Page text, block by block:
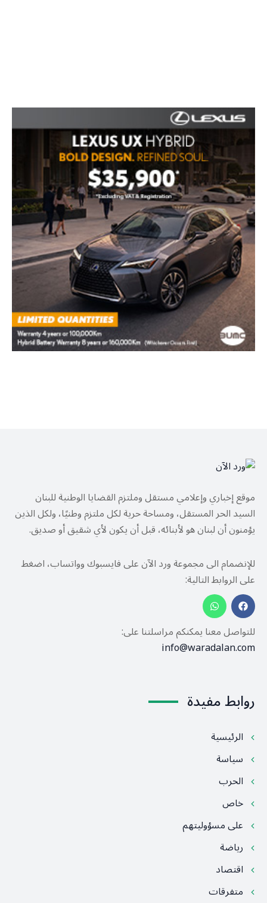
موقع إخباري وإعلامي مستقل وملتزم القضايا الوطنية للبنان
السيد الحر المستقل، ومساحة حرية لكل ملتزم وطنيًا، ولكل الذين
يؤمنون أن لبنان هو لأبنائه، قبل أن يكون لأي شقيق أو صديق.
للإنضمام الى مجموعة ورد الآن على فايسبوك وواتساب، اضغط
على الروابط التالية:
للتواصل معنا يمكنكم مراسلتنا على:
info@waradalan.com
روابط مفيدة
الرئيسية
سياسة
الحرب
خاص
على مسؤوليتهم
رياضة
اقتصاد
متفرقات